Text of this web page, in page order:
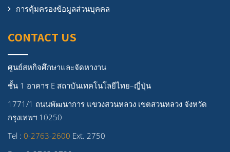
การคุ้มครองข้อมูลส่วนบุคคล
CONTACT US
ศูนย์สหกิจศึกษาและจัดหางาน
ชั้น 1 อาคาร E สถาบันเทคโนโลยีไทย–ญี่ปุ่น
1771/1 ถนนพัฒนาการ แขวงสวนหลวง เขตสวนหลวง จังหวัด
กรุงเทพฯ 10250
Tel : 0-2763-2600 Ext. 2750